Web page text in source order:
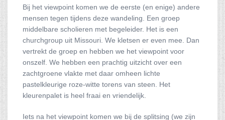
Bij het viewpoint komen we de eerste (en enige) andere
mensen tegen tijdens deze wandeling. Een groep
middelbare scholieren met begeleider. Het is een
churchgroup uit Missouri. We kletsen er even mee. Dan
vertrekt de groep en hebben we het viewpoint voor
onszelf. We hebben een prachtig uitzicht over een
zachtgroene vlakte met daar omheen lichte
pastelkleurige roze-witte torens van steen. Het
kleurenpalet is heel fraai en vriendelijk.
Iets na het viewpoint komen we bij de splitsing (we zijn